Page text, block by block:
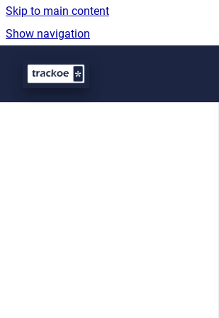
Skip to main content
Show navigation